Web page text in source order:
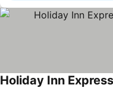
Holiday Inn